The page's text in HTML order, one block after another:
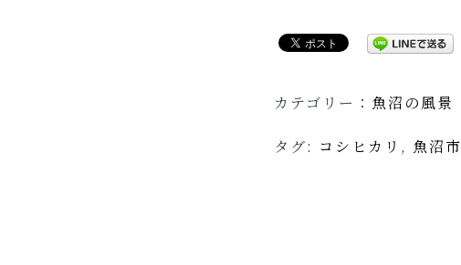
カテゴリー： 魚沼の風景
タグ: コシヒカリ , 魚沼市